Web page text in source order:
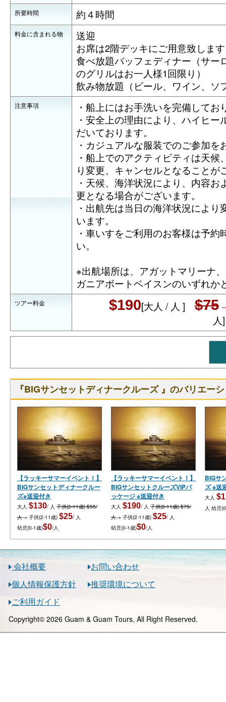
所要時間 約４時間
料金に含まれる物
送迎
お席は2階デッキにご用意致しま
食べ放題バッフェディナー（サー
のグリルはお一人様1回限り）
飲み物放題（ビール、ワイン、ソ
注意事項
・船上にはお手洗いを完備してお
・安全上の理由により、ハイヒ
だいております。
・カジュアルな服装でのご参加
・船上でのアクティビティは天
り変更、キャンセルとなることが
・天候、海洋状況により、内容
更となる場合がございます。
・出航先は当日の海洋状況によ
います。
・車いすをご利用のお客様は予約
い。
※出航場所は、アガットマリーナ
ガニアボートベイスンのいずれか
ツアー料金 $190[大人 / 人 ] $75
人]
『BIGサンセットディナークルーズ 』のバリエー
【ラッキーサマーイベント！】
BIGサンセットディナークルー
ズ※送迎付き
大人 $130/ 人 子供(2-11歳) $55/
人→ 子供(2-11歳) $25/ 人
幼児(0-1歳)$0/人
【ラッキーサマーイベント！】
BIGサンセットクルーズVIPパ
ッケージ ※送迎付き
大人 $190/ 人 子供(2-11歳) $75/
人→ 子供(2-11歳) $25/ 人
幼児(0-1歳)$0/人
BIGサ
ズ ※送
大人
人 幼児
会社概要
お問い合わせ
個人情報保護方針
推奨環境について
ご利用ガイド
Copyright© 2026 Guam & Guam Tours, All Right Reserved.